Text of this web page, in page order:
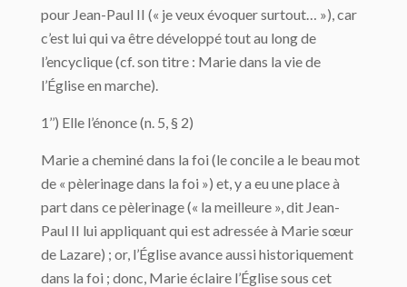
pour Jean-Paul II (« je veux évoquer surtout… »), car
c’est lui qui va être développé tout au long de
l’encyclique (cf. son titre : Marie dans la vie de
l’Église en marche).
1’’) Elle l’énonce (n. 5, § 2)
Marie a cheminé dans la foi (le concile a le beau mot
de « pèlerinage dans la foi ») et, y a eu une place à
part dans ce pèlerinage (« la meilleure », dit Jean-
Paul II lui appliquant qui est adressée à Marie sœur
de Lazare) ; or, l’Église avance aussi historiquement
dans la foi ; donc, Marie éclaire l’Église sous cet